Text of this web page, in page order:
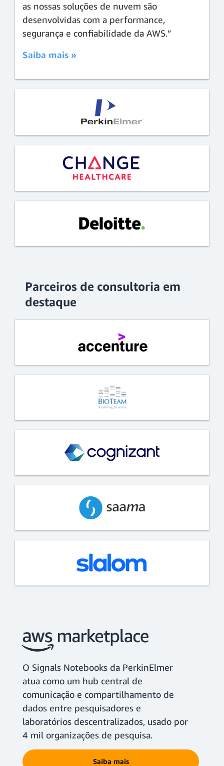
as nossas soluções de nuvem são
desenvolvidas com a performance,
segurança e confiabilidade da AWS.”
Saiba mais »
Parceiros de consultoria em
destaque
O Signals Notebooks da PerkinElmer
atua como um hub central de
comunicação e compartilhamento de
dados entre pesquisadores e
laboratórios descentralizados, usado por
4 mil organizações de pesquisa.
Saiba mais